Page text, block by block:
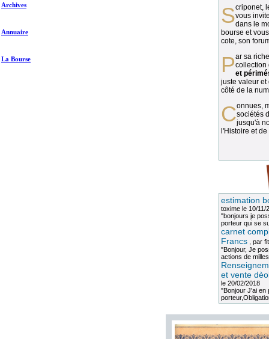
Archives
Annuaire
La Bourse
vous
dans le
bourse et
cote, son
Par sa richesse et sa diversité, lacollection
et
juste valeur et
côté de la
Connues, méconnues, ou inconnues, lessociétés
jusqu'à
l'Histoire et
estimation
toximele 10/11/
"bonjours je
porteur qui se
carnet
Francs, par
"Bonjour, Je
actions de
et vente
le 20/02/2018
"Bonjour J'ai en